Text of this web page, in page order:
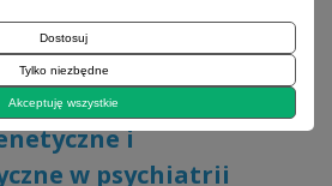
3
i
w psychiatrii
Dostosuj
Tylko niezbędne
Akceptuję wszystkie